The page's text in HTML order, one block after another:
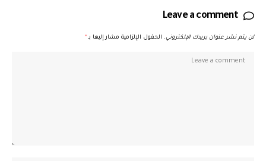
Leave a comment
لن يتم نشر عنوان بريدك الإلكتروني. الحقول الإلزامية مشار إليها بـ *